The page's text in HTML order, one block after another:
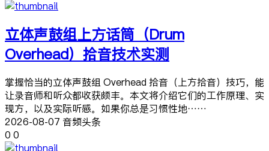
立体声鼓组上方话筒（Drum
Overhead）拾音技术实测
掌握恰当的立体声鼓组 Overhead 拾音（上方拾音）技巧，能
让录音师和听众都收获颇丰。本文将介绍它们的工作原理、实
现方，以及实际听感。如果你总是习惯性地……
2026-08-07 音频头条
0 0